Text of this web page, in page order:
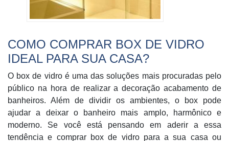
COMO COMPRAR BOX DE VIDRO
IDEAL PARA SUA CASA?
O box de vidro é uma das soluções mais procuradas pelo
público na hora de realizar a decoração acabamento de
banheiros. Além de dividir os ambientes, o box pode
ajudar a deixar o banheiro mais amplo, harmônico e
moderno. Se você está pensando em aderir a essa
tendência e comprar box de vidro para a sua casa ou